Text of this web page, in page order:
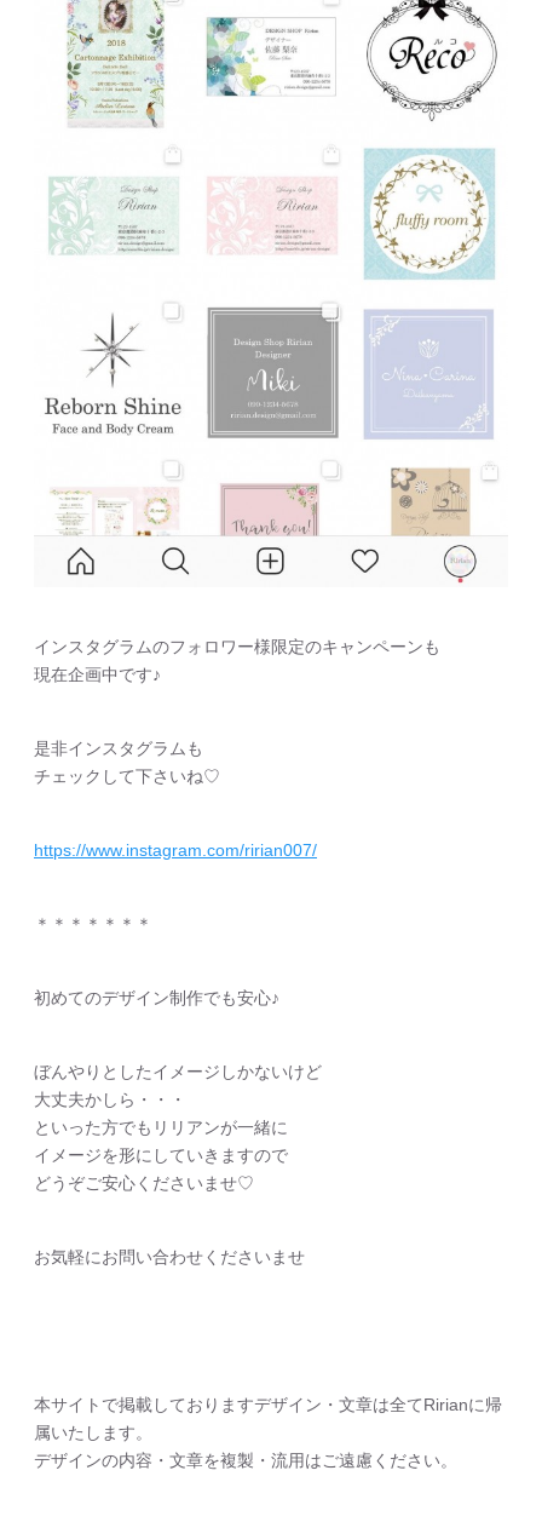
インスタグラムのフォロワー様限定のキャンペーンも
現在企画中です♪
是非インスタグラムも
チェックして下さいね♡
https://www.instagram.com/ririan007/
＊＊＊＊＊＊＊
初めてのデザイン制作でも安心♪
ぼんやりとしたイメージしかないけど
大丈夫かしら・・・
といった方でもリリアンが一緒に
イメージを形にしていきますので
どうぞご安心くださいませ♡
お気軽にお問い合わせくださいませ
本サイトで掲載しておりますデザイン・文章は全てRirianに帰
属いたします。
デザインの内容・文章を複製・流用はご遠慮ください。